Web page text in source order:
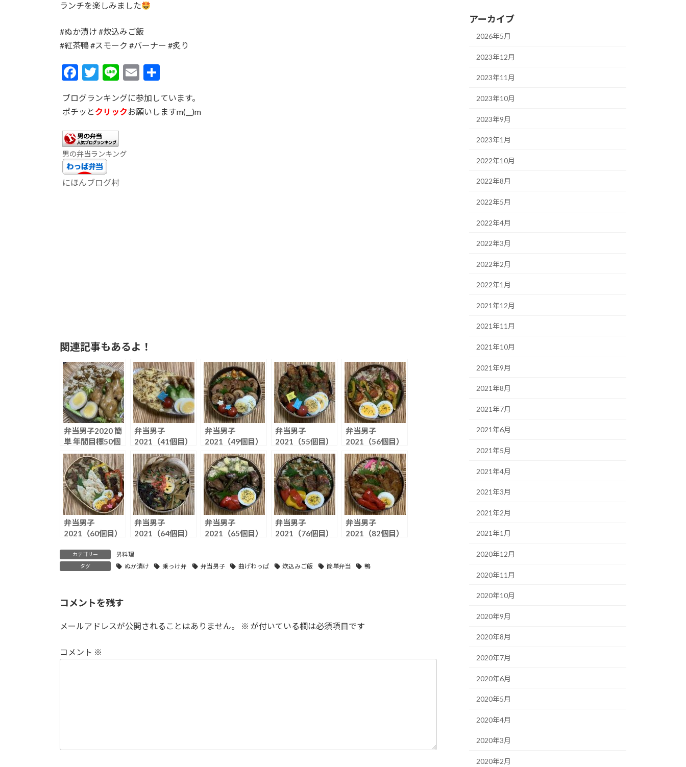
ランチを楽しみました
#ぬか漬け #炊込みご飯
#紅茶鴨 #スモーク #バーナー #炙り
F
ac
e
b
o
o
k
T
itt
er
Li
n
e
E
ai
l
ブログランキングに参加しています。
ポチッと クリックお願いしますm(__)m
男の弁当ランキング
にほんブログ村
関連記事もあるよ！
弁当男子2020 簡
単 年間目標50個
中2個目
弁当男子
2021（41個目）
ドリア
弁当男子
2021（49個目）
にんにく炊込みご
飯
弁当男子
2021（55個目）
めんたいコーラ煮
込み#豚バラ軟骨
弁当男子
2021（56個目）
エビでサバ缶アヒ
ージョ
弁当男子
2021（60個目）
ツ詰め+キャベツ
だけ餃子
弁当男子
2021（64個目）
弁当男子
2021（65個目）
込みご飯
弁当男子
2021（76個目）
軟骨にんにく醤油
弁当男子
2021（82個目）
で炊込みご飯
カテゴリー 男料理
タグ ぬか漬け 乗っけ弁 弁当男子 曲げわっぱ 炊込みご飯 簡単弁当 鴨
コメントを残す
メールアドレスが公開されることはありません。 ※ が付いている欄は必須項目です
コメント ※
アーカイブ
2026年5月
2023年12月
2023年11月
2023年10月
2023年9月
2023年1月
2022年10月
2022年8月
2022年5月
2022年4月
2022年3月
2022年2月
2022年1月
2021年12月
2021年11月
2021年10月
2021年9月
2021年8月
2021年7月
2021年6月
2021年5月
2021年4月
2021年3月
2021年2月
2021年1月
2020年12月
2020年11月
2020年10月
2020年9月
2020年8月
2020年7月
2020年6月
2020年5月
2020年4月
2020年3月
2020年2月